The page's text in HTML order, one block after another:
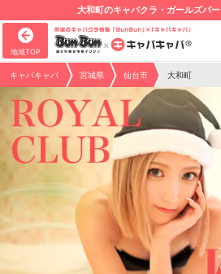
大和町のキャバクラ・ガールズバー
地域TOP
キャバキャバ 宮城県 仙台市 大和町